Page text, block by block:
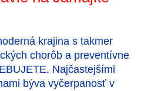
krajina s takmer
chorôb a preventívne
Najčastejšími
býva vyčerpanosť v